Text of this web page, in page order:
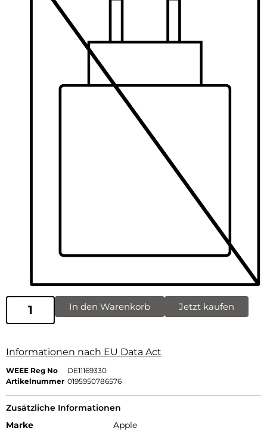
In den Warenkorb Jetzt kaufen
Informationen nach EU Data Act
WEEE Reg No
DE11169330
Artikelnummer 0195950786576
Zusätzliche Informationen
Marke
Apple